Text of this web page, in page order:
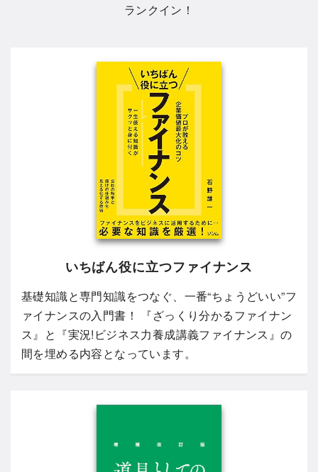
ランクイン！
いちばん役に立つファイナンス
基礎知識と専門知識をつなぐ、一番“ちょうどいい”フ
ァイナンスの入門書！ 『ざっくり分かるファイナン
ス』と『実況!ビジネス力養成講義ファイナンス』の
間を埋める内容となっています。